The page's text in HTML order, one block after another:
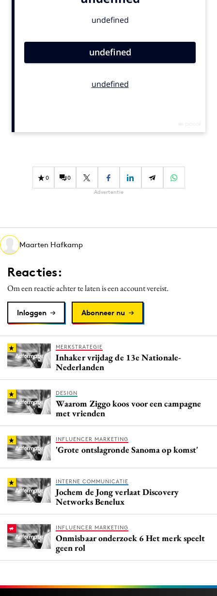
Gedragsverandering
Influencer marketing
Media
Merkstrategie
PR
Programmatic
Purpose Marketing
Reputatie & crisis
0 0
Advertentie
Maarten Hafkamp
Reacties:
Om een reactie achter te laten is een account vereist.
Inloggen Abonneer nu
MERKSTRATEGIE
Inhaker vrijdag de 13e Nationale-
Nederlanden
DESIGN
Waarom Ziggo koos voor een campagne
met vrienden
INFLUENCER MARKETING
'Grote ontslagronde Sanoma op komst'
INTERNE COMMUNICATIE
Jochem de Jong verlaat Discovery
Networks Benelux
INFLUENCER MARKETING
Onmisbaar onderzoek 6 Het merk speelt
geen rol